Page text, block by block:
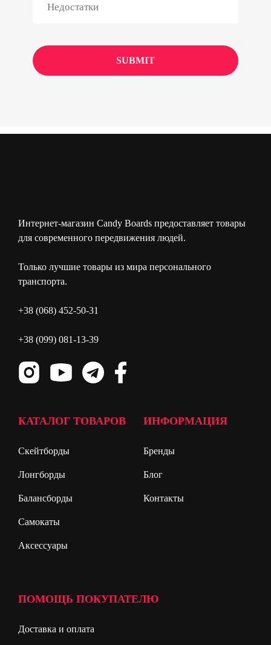
Интернет-магазин Candy Boards предоставляет товары
для современного передвижения людей.
Только лучшие товары из мира персонального
транспорта.
+38 (068) 452-50-31
+38 (099) 081-13-39
КАТАЛОГ ТОВАРОВ
Скейтборды
Лонгборды
Балансборды
Самокаты
Аксессуары
ИНФОРМАЦИЯ
Бренды
Блог
Контакты
ПОМОЩЬ ПОКУПАТЕЛЮ
Доставка и оплата